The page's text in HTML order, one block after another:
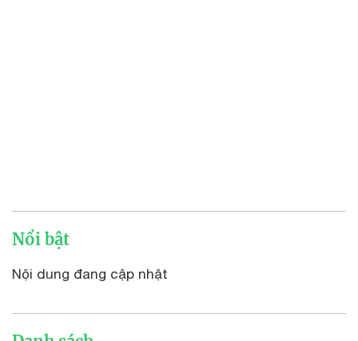
Nổi bật
Nội dung đang cập nhật